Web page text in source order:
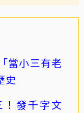
當小三有老
史
發千字文